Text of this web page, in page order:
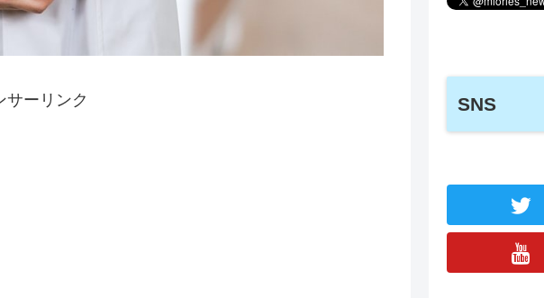
サーリンク SNS